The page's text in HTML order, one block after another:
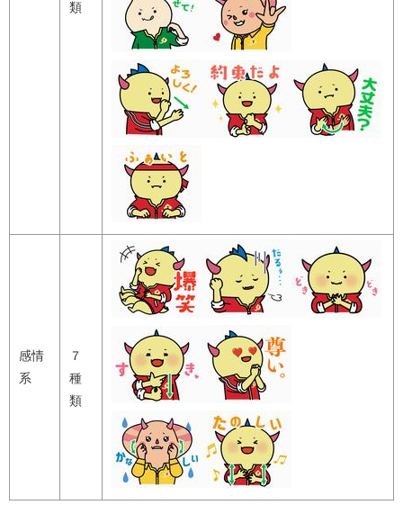
類
感情
系
７
種
類